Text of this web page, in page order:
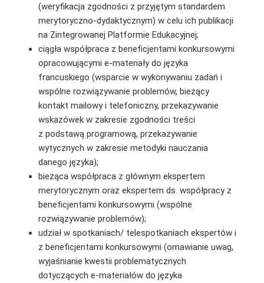
(weryfikacja zgodności z przyjętym standardem
merytoryczno-dydaktycznym) w celu ich publikacji
na Zintegrowanej Platformie Edukacyjnej;
ciągła współpraca z beneficjentami konkursowymi
opracowującymi e-materiały do języka
francuskiego (wsparcie w wykonywaniu zadań i
wspólne rozwiązywanie problemów, bieżący
kontakt mailowy i telefoniczny, przekazywanie
wskazówek w zakresie zgodności treści
z podstawą programową, przekazywanie
wytycznych w zakresie metodyki nauczania
danego języka);
bieżąca współpraca z głównym ekspertem
merytorycznym oraz ekspertem ds. współpracy z
beneficjentami konkursowymi (wspólne
rozwiązywanie problemów);
udział w spotkaniach/ telespotkaniach ekspertów i
z beneficjentami konkursowymi (omawianie uwag,
wyjaśnianie kwestii problematycznych
dotyczących e-materiałów do języka